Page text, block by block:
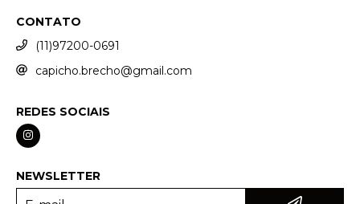
CONTATO
(11)97200-0691
capicho.brecho@gmail.com
REDES SOCIAIS
NEWSLETTER